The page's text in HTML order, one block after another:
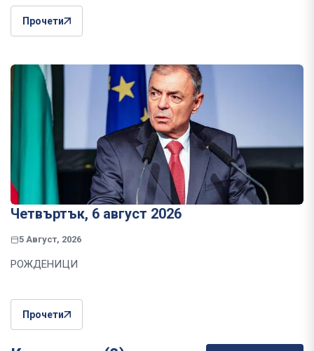
Прочети
Четвъртък, 6 август 2026
5 Август, 2026
РОЖДЕНИЦИ
Прочети